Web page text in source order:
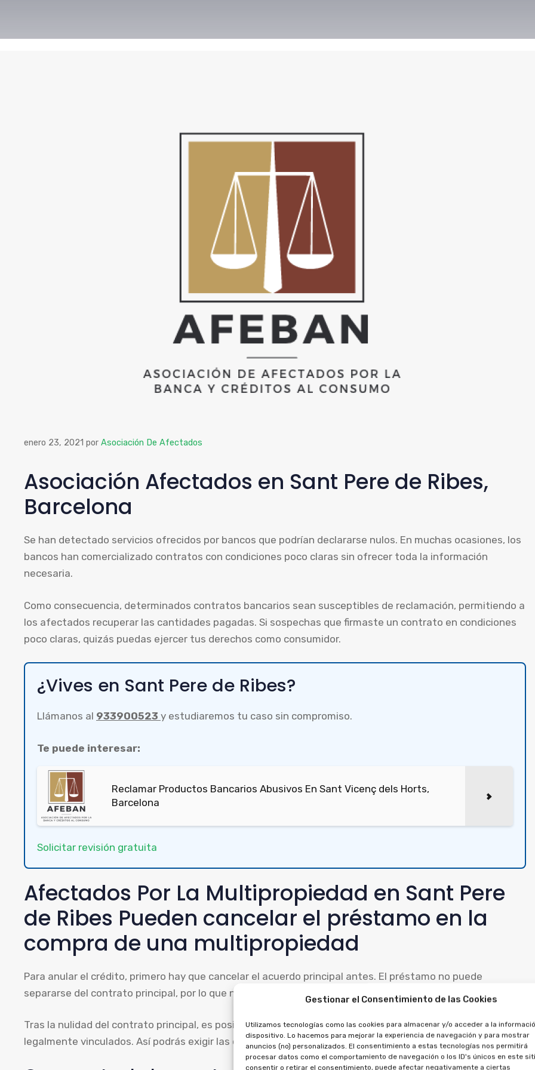
Gestionar el Consentimiento de las Cookies
Utilizamos tecnologías como las cookies para almacenar y/o acceder a la
dispositivo. Lo hacemos para mejorar la experiencia de navegación y para mostrar
anuncios (no) personalizados. El consentimiento a estas tecnologías nos permitirá
procesar datos como el comportamiento de navegación o los ID's únicos en este
consentir o retirar el consentimiento, puede afectar negativamente a ciertas
enero 23, 2021 por Asociación De Afectados
Asociación Afectados en Sant Pere de Ribes,
Barcelona
Se han detectado servicios ofrecidos por bancos que podrían declararse nulos. En muchas ocasiones, los
bancos han comercializado contratos con condiciones poco claras sin ofrecer toda la información
necesaria.
Como consecuencia, determinados contratos bancarios sean susceptibles de reclamación, permitiendo a
los afectados recuperar las cantidades pagadas. Si sospechas que firmaste un contrato en condiciones
poco claras, quizás puedas ejercer tus derechos como consumidor.
¿Vives en Sant Pere de Ribes?
Llámanos al 933900523 y estudiaremos tu caso sin compromiso.
Te puede interesar:
Reclamar Productos Bancarios Abusivos En Sant Vicenç dels Horts,
Barcelona
Solicitar revisión gratuita
Afectados Por La Multipropiedad en Sant Pere
de Ribes Pueden cancelar el préstamo en la
compra de una multipropiedad
Para anular el crédito, primero hay que cancelar el acuerdo principal antes. El préstamo no puede
separarse del contrato principal, por lo que no puede anularse por separado.
Tras la nulidad del contrato principal, es posible reclamar contra el préstamo, ya que ambos están
legalmente vinculados. Así podrás exigir las cantidades pagadas, por ambos contratos.